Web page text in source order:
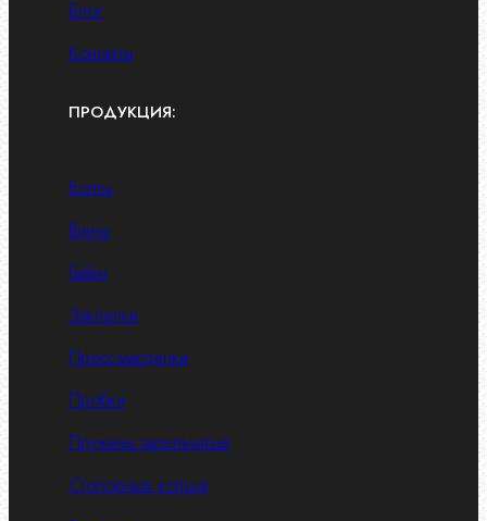
Блог
Контакты
ПРОДУКЦИЯ:
Болты
Винты
Гайки
Заклепки
Пресс-масленки
Пробки
Пружины тарельчатые
Стопорные кольца